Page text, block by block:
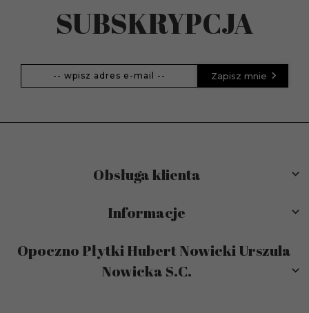
SUBSKRYPCJA
Zapisz mnie
Obsługa klienta
Informacje
Opoczno Płytki Hubert Nowicki Urszula
Nowicka S.C.